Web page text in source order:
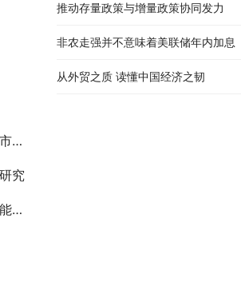
究
推动存量政策与增量政策协同发力
非农走强并不意味着美联储年内加息
从外贸之质 读懂中国经济之韧